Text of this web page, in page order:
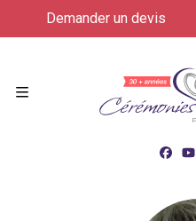
Demander un devis